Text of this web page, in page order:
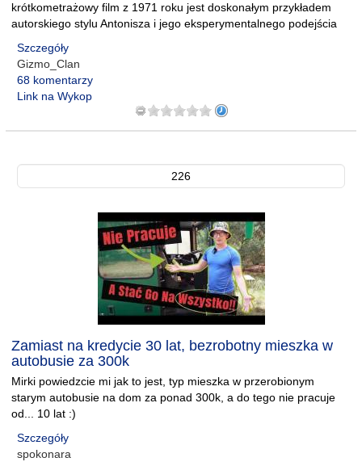
krótkometrażowy film z 1971 roku jest doskonałym przykładem
autorskiego stylu Antonisza i jego eksperymentalnego podejścia
Szczegóły
Gizmo_Clan
68 komentarzy
Link na Wykop
226
Zamiast na kredycie 30 lat, bezrobotny mieszka w
autobusie za 300k
Mirki powiedzcie mi jak to jest, typ mieszka w przerobionym
starym autobusie na dom za ponad 300k, a do tego nie pracuje
od... 10 lat :)
Szczegóły
spokonara